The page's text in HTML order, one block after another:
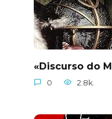
«Discurso do
0 2.8k.